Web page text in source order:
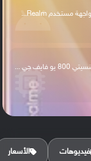
فيديوهات الأسعار